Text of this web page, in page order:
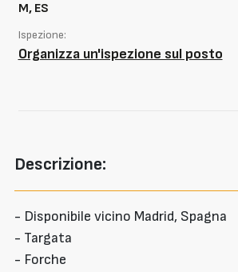
Descrizione:
- Disponibile vicino Madrid, Spagna
- Targata
- Forche
M, ES
Ispezione:
Organizza un'ispezione sul posto